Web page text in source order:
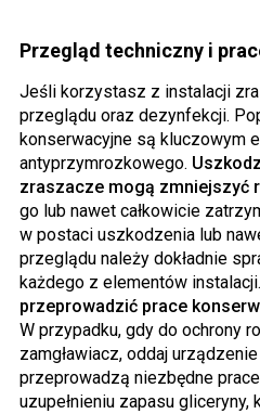
Przegląd techniczny i
Jeśli korzystasz z instalacji
przeglądu oraz dezynfekcji.
konserwacyjne są kluczowym
antyprzymrozkowego.
zraszacze mogą zmniejszyć
go lub nawet całkowicie
w postaci uszkodzenia lub
przeglądu należy dokładnie
każdego z elementów instalacji.
przeprowadzić prace
W przypadku, gdy do ochrony
zamgławiacz, oddaj
przeprowadzą niezbędne
uzupełnieniu zapasu